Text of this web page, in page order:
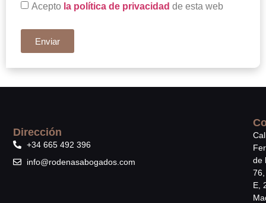
Acepto la política de privacidad de esta web
Enviar
de
E,
Dirección
+34 665 492 396
info@rodenasabogados.com